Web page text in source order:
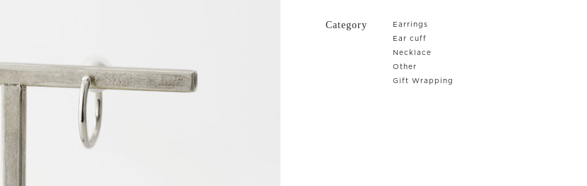
Category
Earrings
Ear cuff
Necklace
Other
Gift Wrapping